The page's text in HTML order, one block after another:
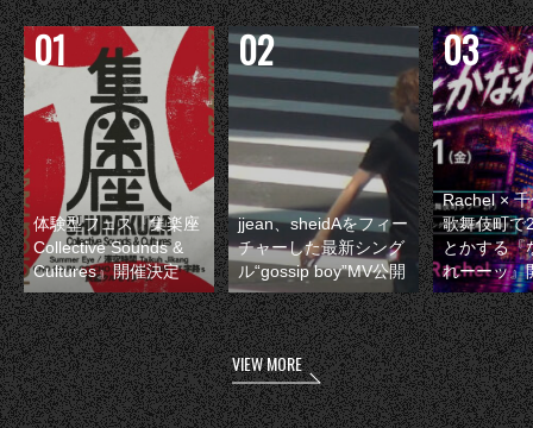
体験型フェス『集楽座
Collective Sounds &
Cultures』開催決定
jjean、sheidAをフィー
チャーした最新シング
ル“gossip boy”MV公開
Rachel ×
歌舞伎町で
とかする『
れーーッ』
VIEW MORE